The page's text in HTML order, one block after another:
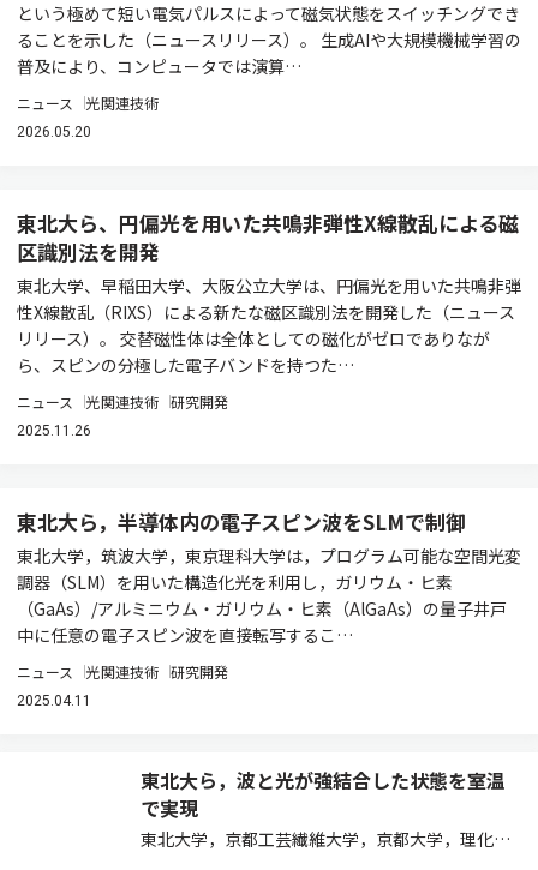
という極めて短い電気パルスによって磁気状態をスイッチングでき
ることを示した（ニュースリリース）。 生成AIや大規模機械学習の
普及により、コンピュータでは演算…
ニュース 光関連技術
2026.05.20
東北大ら、円偏光を用いた共鳴非弾性X線散乱による磁
区識別法を開発
東北大学、早稲田大学、大阪公立大学は、円偏光を用いた共鳴非弾
性X線散乱（RIXS）による新たな磁区識別法を開発した（ニュース
リリース）。 交替磁性体は全体としての磁化がゼロでありなが
ら、スピンの分極した電子バンドを持つた…
ニュース 光関連技術 研究開発
2025.11.26
東北大ら，半導体内の電子スピン波をSLMで制御
東北大学，筑波大学，東京理科大学は，プログラム可能な空間光変
調器（SLM）を用いた構造化光を利用し，ガリウム・ヒ素
（GaAs）/アルミニウム・ガリウム・ヒ素（AlGaAs）の量子井戸
中に任意の電子スピン波を直接転写するこ…
ニュース 光関連技術 研究開発
2025.04.11
東北大ら，波と光が強結合した状態を室温
で実現
東北大学，京都工芸繊維大学，京都大学，理化学